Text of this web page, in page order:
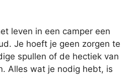
leven in een camper een
Je hoeft je geen zorgen te
spullen of de hectiek van
Alles wat je nodig hebt, is